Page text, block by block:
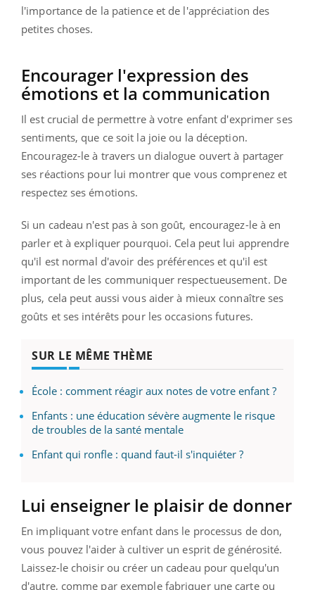
l'importance de la patience et de l'appréciation des
petites choses.
Encourager l'expression des
émotions et la communication
Il est crucial de permettre à votre enfant d'exprimer ses
sentiments, que ce soit la joie ou la déception.
Encouragez-le à travers un dialogue ouvert à partager
ses réactions pour lui montrer que vous comprenez et
respectez ses émotions.
Si un cadeau n'est pas à son goût, encouragez-le à en
parler et à expliquer pourquoi. Cela peut lui apprendre
qu'il est normal d'avoir des préférences et qu'il est
important de les communiquer respectueusement. De
plus, cela peut aussi vous aider à mieux connaître ses
goûts et ses intérêts pour les occasions futures.
SUR LE MÊME THÈME
École : comment réagir aux notes de votre enfant ?
Enfants : une éducation sévère augmente le risque
de troubles de la santé mentale
Enfant qui ronfle : quand faut-il s'inquiéter ?
Lui enseigner le plaisir de donner
En impliquant votre enfant dans le processus de don,
vous pouvez l'aider à cultiver un esprit de générosité.
Laissez-le choisir ou créer un cadeau pour quelqu'un
d'autre, comme par exemple fabriquer une carte ou